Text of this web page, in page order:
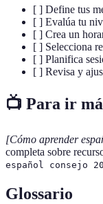
[ ] Define tus
[ ] Evalúa tu
[ ] Crea un
[ ] Selecciona
[ ] Planifica
[ ] Revisa y
📺 Para ir
[Cómo aprender
completa sobre
español consejo
Glossario